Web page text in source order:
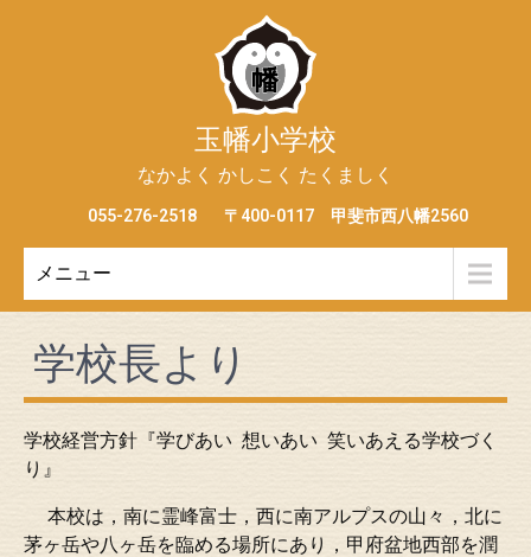
玉幡小学校
なかよく かしこく たくましく
055-276-2518 〒400-0117 甲斐市西八幡2560
メニュー
学校長より
学校経営方針『学びあい 想いあい 笑いあえる学校づく
り』
本校は，南に霊峰富士，西に南アルプスの山々，北に
茅ヶ岳や八ヶ岳を臨める場所にあり，甲府盆地西部を潤